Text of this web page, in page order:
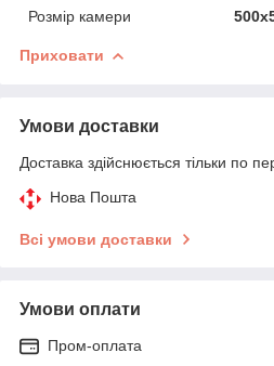
Розмір камери
Приховати
Умови доставки
Доставка здійснюється тільки по
Нова Пошта
Всі умови доставки
Умови оплати
Пром-оплата